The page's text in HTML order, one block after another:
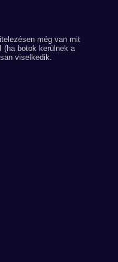
még van mit
botok kerülnek a
viselkedik.